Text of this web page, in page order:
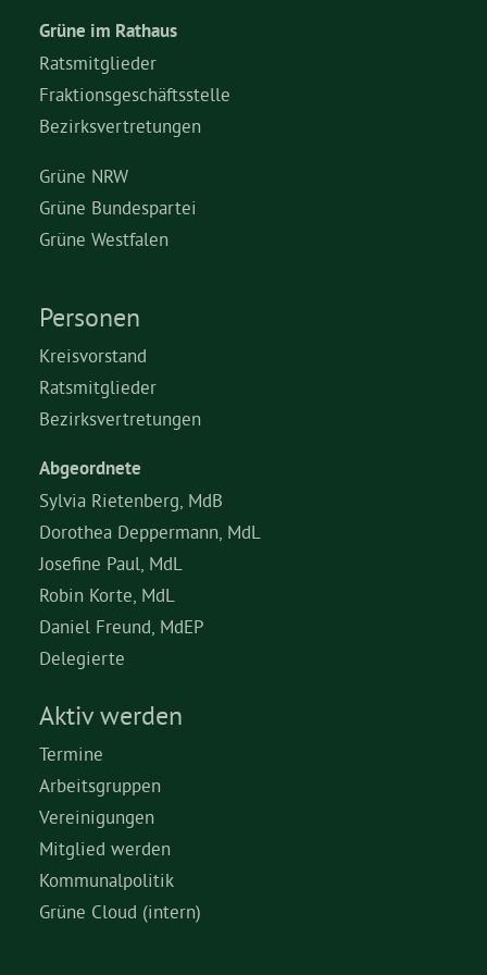
Grüne im Rathaus
Ratsmitglieder
Fraktionsgeschäftsstelle
Bezirksvertretungen
Grüne NRW
Grüne Bundespartei
Grüne Westfalen
Personen
Kreisvorstand
Ratsmitglieder
Bezirksvertretungen
Abgeordnete
Sylvia Rietenberg, MdB
Dorothea Deppermann, MdL
Josefine Paul, MdL
Robin Korte, MdL
Daniel Freund, MdEP
Delegierte
Aktiv werden
Termine
Arbeitsgruppen
Vereinigungen
Mitglied werden
Kommunalpolitik
Grüne Cloud (intern)